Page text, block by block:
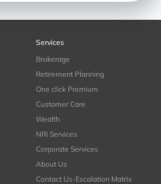
Services
Brokerage
Retirement Planning
One click Premium
Customer Care
Wealth
NRI Services
Corporate Services
About Us
Contact Us-Escalation Matrix